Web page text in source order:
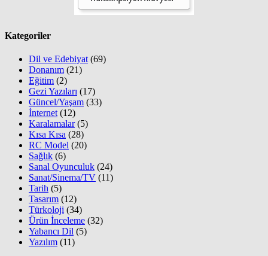
Kategoriler
Dil ve Edebiyat (69)
Donanım (21)
Eğitim (2)
Gezi Yazıları (17)
Güncel/Yaşam (33)
İnternet (12)
Karalamalar(5)
Kısa Kısa (28)
RC Model (20)
Sağlık (6)
Sanal Oyunculuk (24)
Sanat/Sinema/TV (11)
Tarih (5)
Tasarım (12)
Türkoloji (34)
Ürün İnceleme (32)
Yabancı Dil (5)
Yazılım (11)